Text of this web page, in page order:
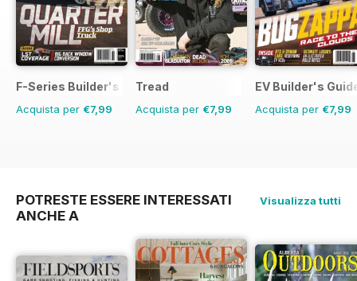
F-Series Builder's Guide
Acquista per €7,99
Tread
Acquista per €7,99
EV Builder's
Acquista per €7,99
POTRESTE ESSERE INTERESSATI
ANCHE A
Visualizza tutti